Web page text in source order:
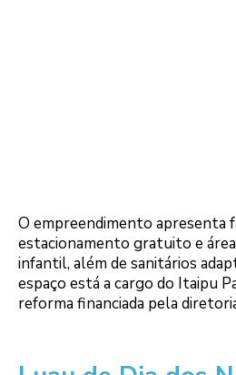
O empreendimento apresenta
estacionamento gratuito e
infantil, além de sanitários
espaço está a cargo do Itaipu
reforma financiada pela